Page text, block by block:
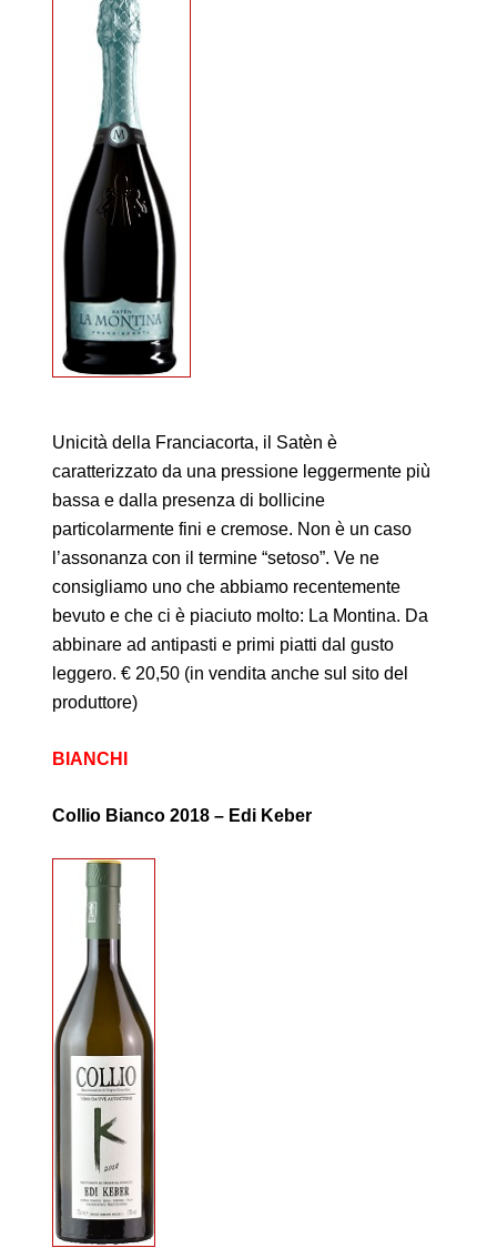
Unicità della Franciacorta, il Satèn è
caratterizzato da una pressione leggermente più
bassa e dalla presenza di bollicine
particolarmente fini e cremose. Non è un caso
l’assonanza con il termine “setoso”. Ve ne
consigliamo uno che abbiamo recentemente
bevuto e che ci è piaciuto molto: La Montina. Da
abbinare ad antipasti e primi piatti dal gusto
leggero. € 20,50 (in vendita anche sul sito del
produttore)
BIANCHI
Collio Bianco 2018 – Edi Keber